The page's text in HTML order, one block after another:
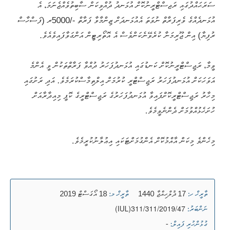
ސަރަޙައްދުގައި ރަޖސްޓްރީނުކޮށް އުޅަނދު ދުއްވިކަން ސާބިތުވެއްޖެނަމަ، އެ
އުޅަނދެއްގެ ވެރިފަރާތް ނުވަތަ އެއުޅަނދަށް ޒިންމާވާ ފަރާތް -/5000ރ (ފަސްހާސް
ރުފިޔާ) އިން ޖޫރިމަނާ ކުރެވޭނެކަންވެސް އެ އޮތޯރިޓީން އަންގަވާފައިވެއެވެ.
ވީމާ، ރަޖިސްޓްރީނުކޮށް ކަނޑުގައި އުޅަނދުފަހަރު ދުއްވާ ފަރާތްތަކުން ވީ އެންމެ
އަވަހަކަށް އުޅަނދުފަހަރު ރަޖިސްޓްރީ ކުރުމަށް އިލްތިމާސްކުރަމެވެ. އަދި ރަށުގައި
މިހާރު ރަޖިސްޓްރީކޮށްފައިވާ އުޅަނދުފަހަރުގެ ރަޖިސްޓްރީގެ ކޮޕީ މިއިދާރާއަށް
ހުށަހެޅުއްވުމަށް ދެންނެވީމެވެ.
މިހެންވެ މިކަން އާއްމުކޮށް އެންގުމަށްޓަކައި އިޢުލާނުކުރީމެވެ.
ތާރީޚް ހ: 17 ޛުލްހިއްޖާ 1440 ތާރީޚް މ: 18 އޯގަސްޓް 2019
ނަންބަރު: (IUL)311/311/2019/47
ގުޅުންހުރި ފައިލް: -